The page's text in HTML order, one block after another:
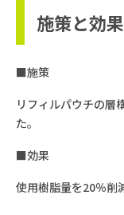
施策と効果
■施策
リフィルパウチの層
た。
■効果
使用樹脂量を20％削